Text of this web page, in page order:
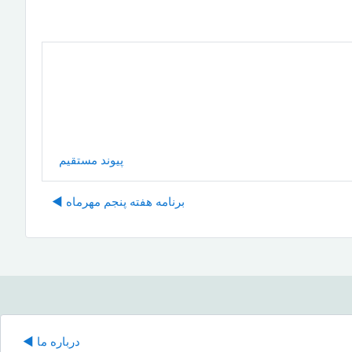
پیوند مستقیم
برنامه هفته پنجم مهرماه ◀︎
درباره ما ◀︎